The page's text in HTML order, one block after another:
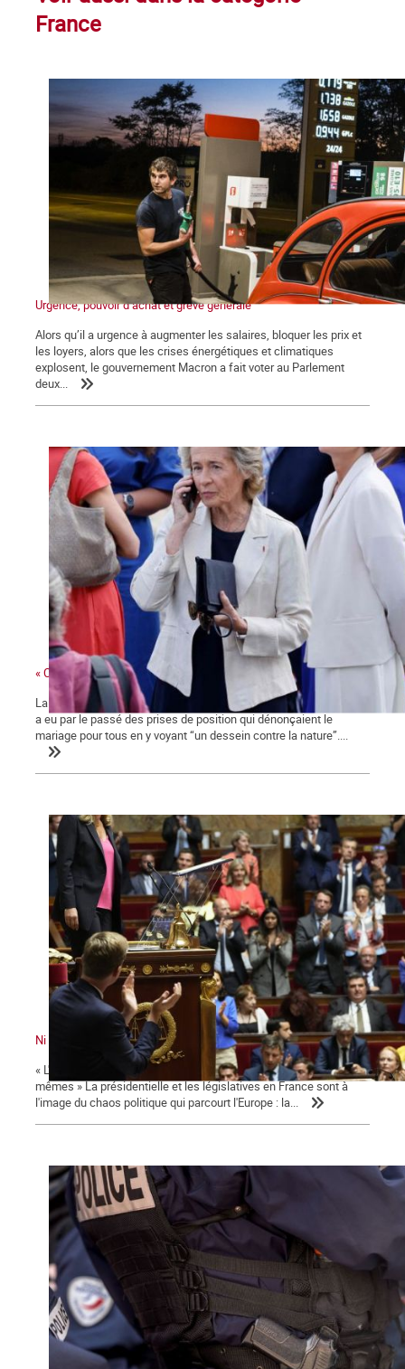
France
Urgence, pouvoir d’achat et grève générale
Alors qu’il a urgence à augmenter les salaires, bloquer les prix et
les loyers, alors que les crises énergétiques et climatiques
explosent, le gouvernement Macron a fait voter au Parlement
deux...
« Ces gens-là »
La ministre des collectivités territoriales, issue des Républicains,
a eu par le passé des prises de position qui dénonçaient le
mariage pour tous en y voyant “un dessein contre la nature”....
Ni le gouvernement ni l'Assemblée ne nous représente !
« L'émancipation des travailleurs sera l'œuvre des travailleurs eux-
mêmes » La présidentielle et les législatives en France sont à
l'image du chaos politique qui parcourt l'Europe : la...